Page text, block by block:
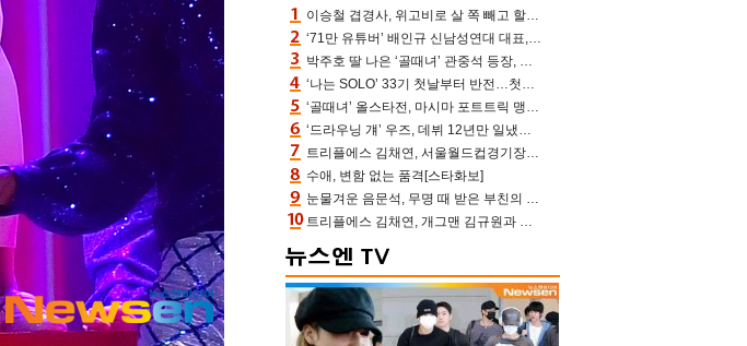
이승철 겹경사, 위고비로 살 쪽 빼고 할아버지 된다‥마음으로 낳은 딸 임신 자랑(유퀴즈)
‘71만 유튜버’ 배인규 신남성연대 대표, 오늘(5일) 숨진 채 발견…향년 36세
박주호 딸 나은 ‘골때녀’ 관중석 등장, 김민재 복제인간 보고 혼란 [결정적장면]
‘나는 SOLO’ 33기 첫날부터 반전…첫인상 0표 영호, 호감남 급부상
‘골때녀’ 올스타전, 마시마 포트트릭 맹추격전 5:4 골 잔치 ‘짜릿’ [어제TV]
‘드라우닝 걔’ 우즈, 데뷔 12년만 일냈다…체조경기장 입성 확정
트리플에스 김채연, 서울월드컵경기장에 뜬 맨시티 여신 [포토엔HD]
수애, 변함 없는 품격[스타화보]
눈물겨운 음문석, 무명 때 받은 부친의 전재산→폐암 父 세상 떠나기 전 여행(유퀴즈)[어제TV]
트리플에스 김채연, 개그맨 김규원과 함께 프리뷰쇼 진행 [포토엔HD]